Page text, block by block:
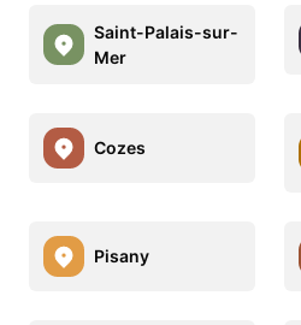
Saint-Palais-sur-
Mer
Cozes
Pisany